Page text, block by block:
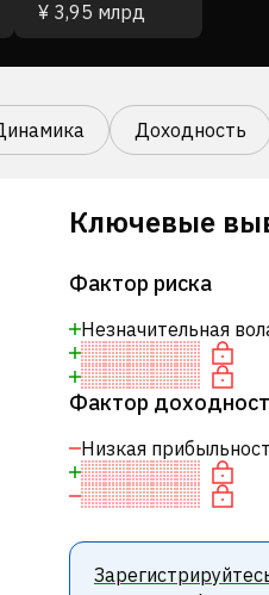
¥ 3,95 млрд
Доходность
Ключевые
Фактор риска
Незначительная
Фактор
Низкая